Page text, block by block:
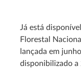
Já está
Florestal
lançada em
disponibilizado a